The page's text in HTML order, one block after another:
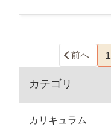
前へ 1
カテゴリ
カリキュラム